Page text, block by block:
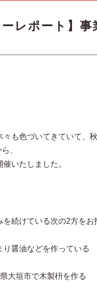
ーレポート】
も色づいてきていて、
、
いたしました。
続けている次の2方をお
醤油などを作っている
大垣市で木製枡を作る